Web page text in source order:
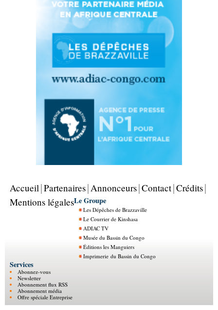
Accueil Partenaires Annonceurs Contact Crédits
Mentions légalesLe Groupe
Les Dépêches de Brazzaville
Le Courrier de Kinshasa
ADIAC TV
Musée du Bassin du Congo
Éditions les Manguiers
Imprimerie du Bassin du Congo
Services
Abonnez-vous
Newsletter
Abonnement flux RSS
Abonnement média
Offre spéciale Entreprise